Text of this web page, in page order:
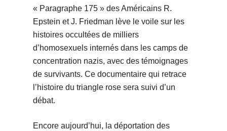
« Paragraphe 175 » des Américains R.
Epstein et J. Friedman lève le voile sur les
histoires occultées de milliers
d’homosexuels internés dans les camps de
concentration nazis, avec des témoignages
de survivants. Ce documentaire qui retrace
l’histoire du triangle rose sera suivi d’un
débat.
Encore aujourd’hui, la déportation des